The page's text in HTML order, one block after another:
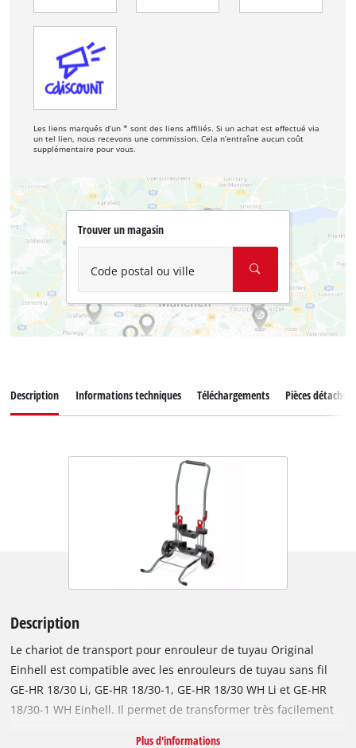
Les liens marqués d’un * sont des liens affiliés. Si un achat est effectué via
un tel lien, nous recevons une commission. Cela n’entraîne aucun coût
supplémentaire pour vous.
Trouver un magasin
Code postal ou ville
Description Informations techniques Téléchargements Pièces détachées
Description
Le chariot de transport pour enrouleur de tuyau Original
Einhell est compatible avec les enrouleurs de tuyau sans fil
GE-HR 18/30 Li, GE-HR 18/30-1, GE-HR 18/30 WH Li et GE-HR
18/30-1 WH Einhell. Il permet de transformer très facilement
Plus d'informations